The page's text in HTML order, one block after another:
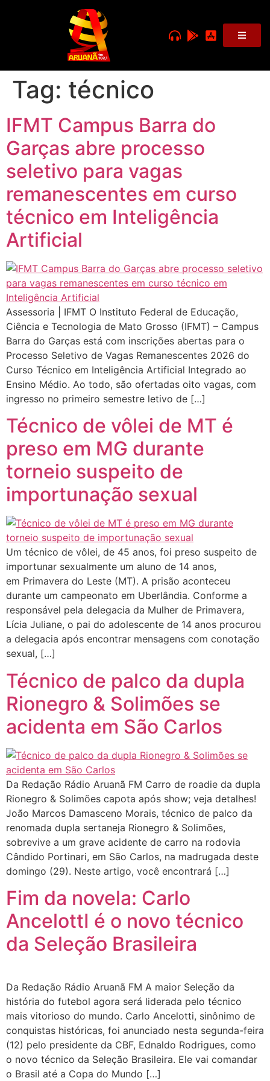
Tag: técnico
IFMT Campus Barra do
Garças abre processo
seletivo para vagas
remanescentes em curso
técnico em Inteligência
Artificial
Assessoria | IFMT O Instituto Federal de Educação,
Ciência e Tecnologia de Mato Grosso (IFMT) – Campus
Barra do Garças está com inscrições abertas para o
Processo Seletivo de Vagas Remanescentes 2026 do
Curso Técnico em Inteligência Artificial Integrado ao
Ensino Médio. Ao todo, são ofertadas oito vagas, com
ingresso no primeiro semestre letivo de […]
Técnico de vôlei de MT é
preso em MG durante
torneio suspeito de
importunação sexual
Um técnico de vôlei, de 45 anos, foi preso suspeito de
importunar sexualmente um aluno de 14 anos,
em Primavera do Leste (MT). A prisão aconteceu
durante um campeonato em Uberlândia. Conforme a
responsável pela delegacia da Mulher de Primavera,
Lícia Juliane, o pai do adolescente de 14 anos procurou
a delegacia após encontrar mensagens com conotação
sexual, […]
Técnico de palco da dupla
Rionegro & Solimões se
acidenta em São Carlos
Da Redação Rádio Aruanã FM Carro de roadie da dupla
Rionegro & Solimões capota após show; veja detalhes!
João Marcos Damasceno Morais, técnico de palco da
renomada dupla sertaneja Rionegro & Solimões,
sobrevive a um grave acidente de carro na rodovia
Cândido Portinari, em São Carlos, na madrugada deste
domingo (29). Neste artigo, você encontrará […]
Fim da novela: Carlo
AncelottI é o novo técnico
da Seleção Brasileira
Da Redação Rádio Aruanã FM A maior Seleção da
história do futebol agora será liderada pelo técnico
mais vitorioso do mundo. Carlo Ancelotti, sinônimo de
conquistas históricas, foi anunciado nesta segunda-feira
(12) pelo presidente da CBF, Ednaldo Rodrigues, como
o novo técnico da Seleção Brasileira. Ele vai comandar
o Brasil até a Copa do Mundo […]